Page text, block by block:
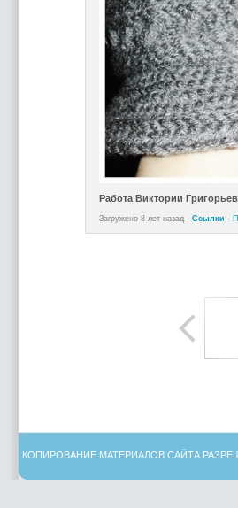
Работа Виктории
Загружено 8 лет назад - Ссылки -
КОПИРОВАНИЕ МАТЕРИАЛОВ САЙТА